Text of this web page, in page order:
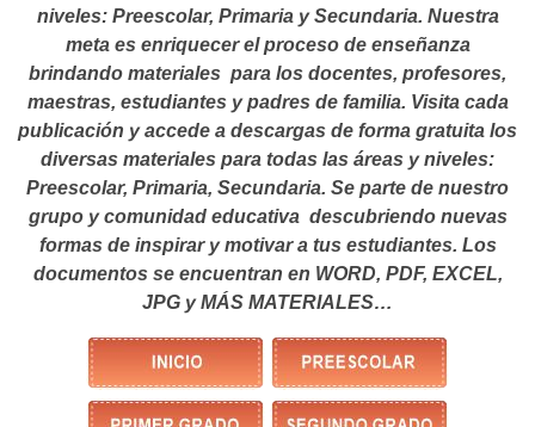
niveles: Preescolar, Primaria y Secundaria. Nuestra
meta es enriquecer el proceso de enseñanza
brindando materiales para los docentes, profesores,
maestras, estudiantes y padres de familia. Visita cada
publicación y accede a descargas de forma gratuita los
diversas materiales para todas las áreas y niveles:
Preescolar, Primaria, Secundaria. Se parte de nuestro
grupo y comunidad educativa descubriendo nuevas
formas de inspirar y motivar a tus estudiantes. Los
documentos se encuentran en WORD, PDF, EXCEL,
JPG y MÁS MATERIALES…